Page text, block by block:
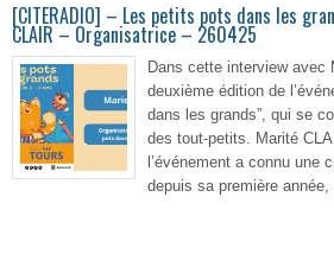
[CITERADIO] – Les petits pots dans les
CLAIR – Organisatrice – 260425
Dans cette interview avec
deuxième édition de
dans les grands”, qui se
des tout-petits. Marité
l’événement a connu une
depuis sa première année,